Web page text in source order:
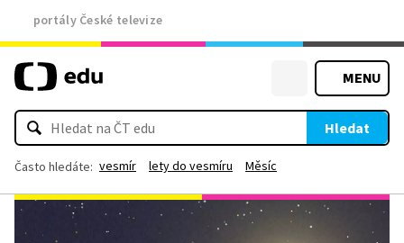
portály České televize
MENU
Hledat
Často hledáte: vesmír lety do vesmíru Měsíc